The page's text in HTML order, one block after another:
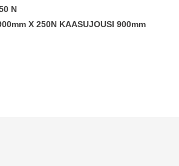
N
X 250N KAASUJOUSI 900mm